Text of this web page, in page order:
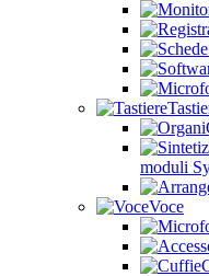
moduli
Voce